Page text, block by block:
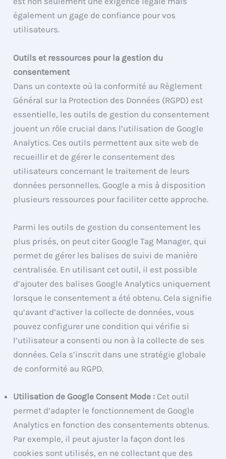
également un gage de confiance pour vos
utilisateurs.
Outils et ressources pour la gestion du
consentement
Dans un contexte où la conformité au Règlement
Général sur la Protection des Données (RGPD) est
essentielle, les outils de gestion du consentement
jouent un rôle crucial dans l’utilisation de Google
Analytics. Ces outils permettent aux site web de
recueillir et de gérer le consentement des
utilisateurs concernant le traitement de leurs
données personnelles. Google a mis à disposition
plusieurs ressources pour faciliter cette approche.
Parmi les outils de gestion du consentement les
plus prisés, on peut citer Google Tag Manager, qui
permet de gérer les balises de suivi de manière
centralisée. En utilisant cet outil, il est possible
d’ajouter des balises Google Analytics uniquement
lorsque le consentement a été obtenu. Cela signifie
qu’avant d’activer la collecte de données, vous
pouvez configurer une condition qui vérifie si
l’utilisateur a consenti ou non à la collecte de ses
données. Cela s’inscrit dans une stratégie globale
de conformité au RGPD.
Utilisation de Google Consent Mode : Cet outil
permet d’adapter le fonctionnement de Google
Analytics en fonction des consentements obtenus.
Par exemple, il peut ajuster la façon dont les
cookies sont utilisés, en ne collectant que des